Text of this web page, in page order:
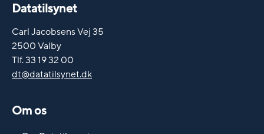
Datatilsynet
Carl Jacobsens Vej 35
2500 Valby
Tlf. 33 19 32 00
dt@datatilsynet.dk
Om os